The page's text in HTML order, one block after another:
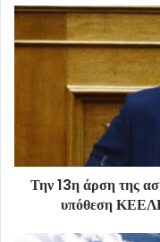
Την 13η άρση της
υπόθεση